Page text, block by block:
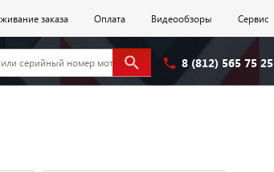
заказа Оплата Видеообзоры Сервис
8 (812) 565 75 25